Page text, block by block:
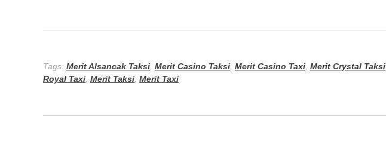
Tags: Merit Alsancak Taksi Merit Casino Taksi Merit Casino Taxi Merit Crystal Taksi
Royal Taxi Merit Taksi Merit Taxi